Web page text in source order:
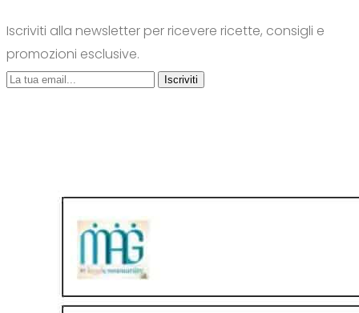
Iscriviti alla newsletter per ricevere ricette, consigli e
promozioni esclusive.
Iscriviti